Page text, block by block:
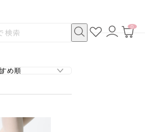
お
気
ロ
グ
カ
0